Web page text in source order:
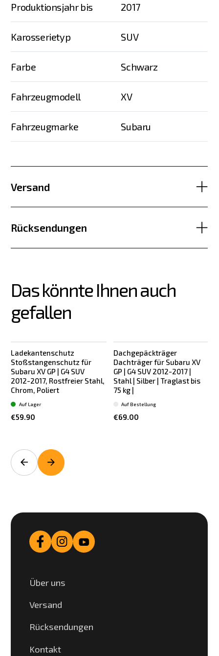
Produktionsjahr bis 2017
Karosserietyp SUV
Farbe Schwarz
Fahrzeugmodell XV
Fahrzeugmarke Subaru
Versand
Rücksendungen
Das könnte Ihnen auch
gefallen
Ladekantenschutz
Stoßstangenschutz für
Subaru XV GP | G4 SUV
2012-2017, Rostfreier Stahl,
Chrom, Poliert
€59.90
Auf Lager
Dachgepäckträger
Dachträger für Subaru XV
GP | G4 SUV 2012-2017 |
Stahl | Silber | Traglast bis
75 kg |
€69.00
Auf Bestellung
Über uns
Versand
Rücksendungen
Kontakt